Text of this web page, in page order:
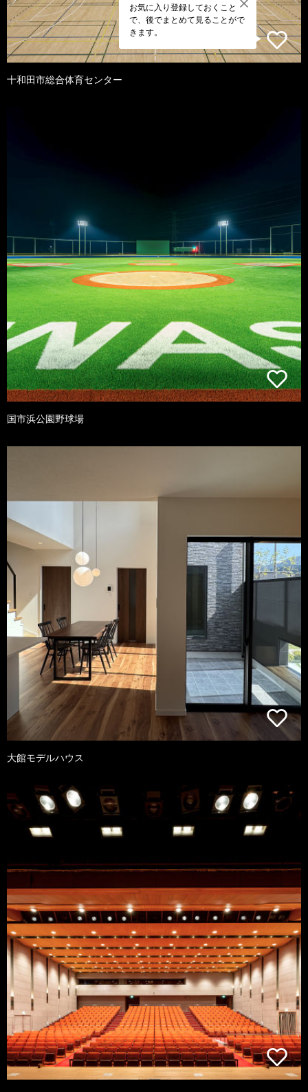
お気に入り登録しておくこと
で、後でまとめて見ることがで
きます。
十和田市総合体育センター
国市浜公園野球場
大館モデルハウス